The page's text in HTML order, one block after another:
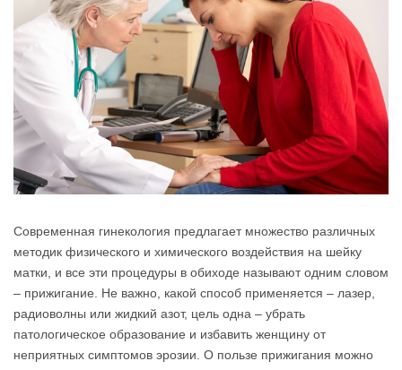
Современная гинекология предлагает множество различных
методик физического и химического воздействия на шейку
матки, и все эти процедуры в обиходе называют одним словом
– прижигание. Не важно, какой способ применяется – лазер,
радиоволны или жидкий азот, цель одна – убрать
патологическое образование и избавить женщину от
неприятных симптомов эрозии. О пользе прижигания можно